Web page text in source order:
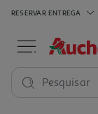
RESERVAR ENTREGA
Pesquisar